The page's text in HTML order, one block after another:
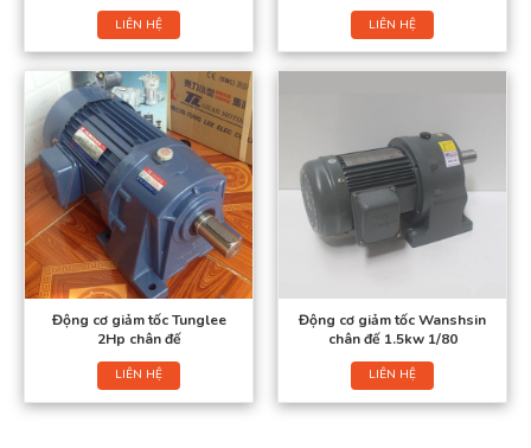
LIÊN HỆ LIÊN HỆ
Động cơ giảm tốc Tunglee
2Hp chân đế
LIÊN HỆ
Động cơ giảm tốc Wanshsin
chân đế 1.5kw 1/80
LIÊN HỆ